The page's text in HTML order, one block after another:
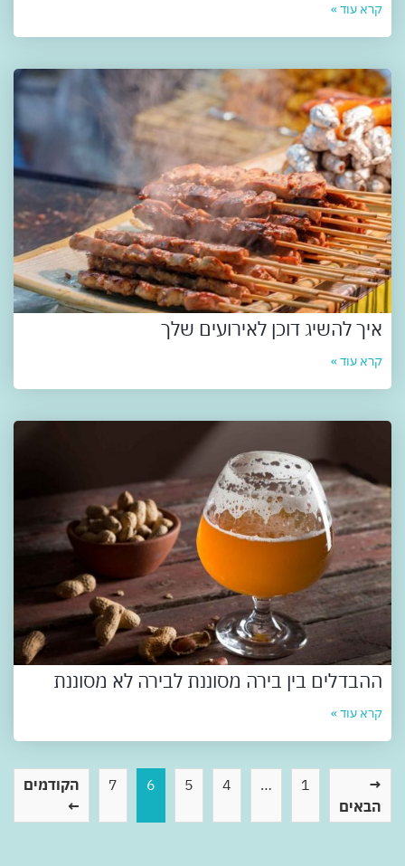
קרא עוד »
איך להשיג דוכן לאירועים שלך
קרא עוד »
ההבדלים בין בירה מסוננת לבירה לא מסוננת
קרא עוד »
→
הבאים
1
…
4
5
6
7
הקודמים
←